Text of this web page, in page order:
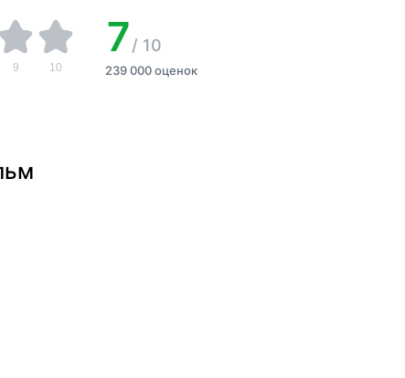
9 10
7/ 10
239 000 оценок